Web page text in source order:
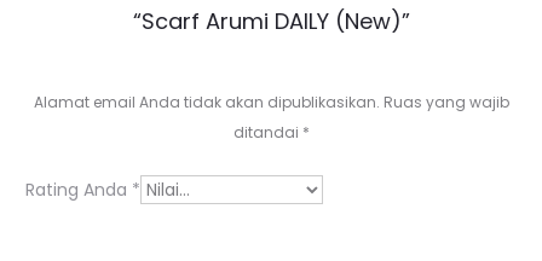
s
n
“Scarf Arumi DAILY (New)”
Alamat email Anda tidak akan dipublikasikan. Ruas yang wajib
ditandai *
Rating Anda *